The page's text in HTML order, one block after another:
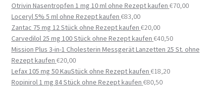
Otrivin Nasentropfen 1 mg 10 ml ohne Rezept kaufen €70,00
Loceryl 5% 5 ml ohne Rezept kaufen €83,00
Zantac 75 mg 12 Stück ohne Rezept kaufen €20,00
Carvedilol 25 mg 100 Stück ohne Rezept kaufen €40,50
Mission Plus 3-in-1 Cholesterin Messgerät Lanzetten 25 St. ohne
Rezept kaufen €20,00
Lefax 105 mg 50 KauStück ohne Rezept kaufen €18,20
Ropinirol 1 mg 84 Stück ohne Rezept kaufen €80,50